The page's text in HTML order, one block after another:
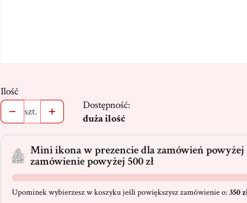
Ilość
szt.
Dostępność:
duża ilość
Mini ikona w prezencie dla zamówień powyżej
zamówienie powyżej 500 zł
Upominek wybierzesz w koszyku jeśli powiększysz zamówienie o:350